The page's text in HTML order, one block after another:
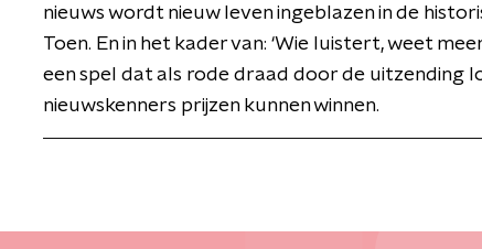
nieuws wordt nieuw leven ingeblazen in de
Toen. En in het kader van: ‘Wie luistert, weet
een spel dat als rode draad door de uitzending
nieuwskenners prijzen kunnen winnen.